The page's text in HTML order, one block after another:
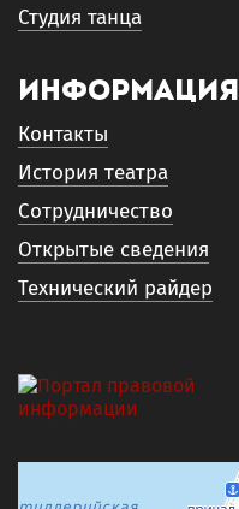
Студия танца
Информация
Контакты
История театра
Сотрудничество
Открытые сведения
Технический райдер